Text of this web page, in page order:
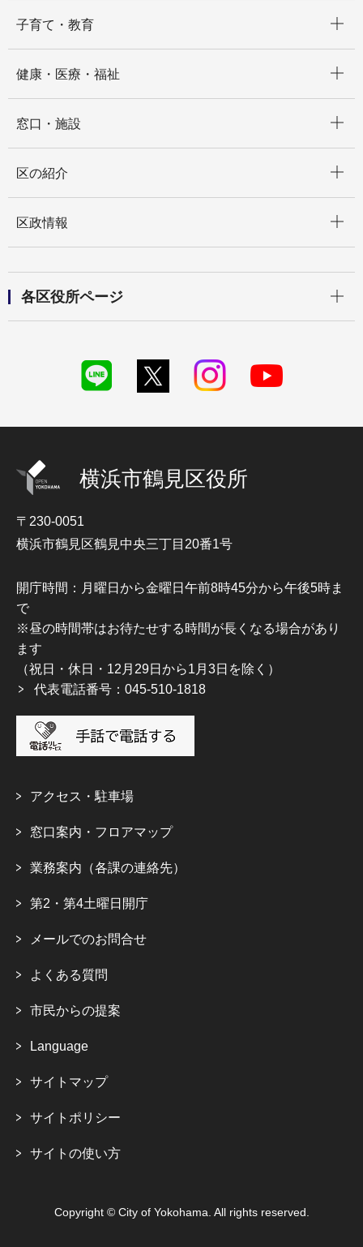
子育て・教育
健康・医療・福祉
窓口・施設
区の紹介
区政情報
各区役所ページ
横浜市鶴見区役所
〒230-0051
横浜市鶴見区鶴見中央三丁目20番1号
開庁時間：月曜日から金曜日午前8時45分から午後5時ま
で
※昼の時間帯はお待たせする時間が長くなる場合があり
ます
（祝日・休日・12月29日から1月3日を除く）
代表電話番号：045-510-1818
アクセス・駐車場
窓口案内・フロアマップ
業務案内（各課の連絡先）
第2・第4土曜日開庁
メールでのお問合せ
よくある質問
市民からの提案
Language
サイトマップ
サイトポリシー
サイトの使い方
Copyright © City of Yokohama. All rights reserved.